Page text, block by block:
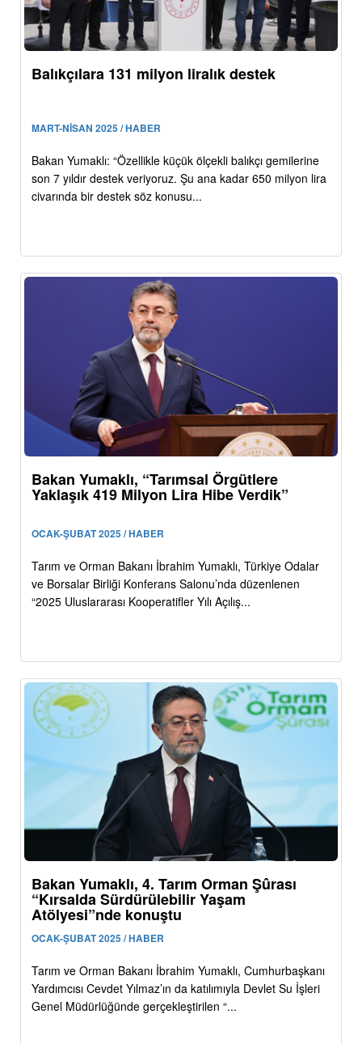
Balıkçılara 131 milyon liralık destek
MART-NİSAN 2025 / HABER
Bakan Yumaklı: “Özellikle küçük ölçekli balıkçı gemilerine
son 7 yıldır destek veriyoruz. Şu ana kadar 650 milyon lira
civarında bir destek söz konusu...
Bakan Yumaklı, “Tarımsal Örgütlere
Yaklaşık 419 Milyon Lira Hibe Verdik”
OCAK-ŞUBAT 2025 / HABER
Tarım ve Orman Bakanı İbrahim Yumaklı, Türkiye Odalar
ve Borsalar Birliği Konferans Salonu’nda düzenlenen
“2025 Uluslararası Kooperatifler Yılı Açılış...
Bakan Yumaklı, 4. Tarım Orman Şûrası
“Kırsalda Sürdürülebilir Yaşam
Atölyesi”nde konuştu
OCAK-ŞUBAT 2025 / HABER
Tarım ve Orman Bakanı İbrahim Yumaklı, Cumhurbaşkanı
Yardımcısı Cevdet Yılmaz’ın da katılımıyla Devlet Su İşleri
Genel Müdürlüğünde gerçekleştirilen “...